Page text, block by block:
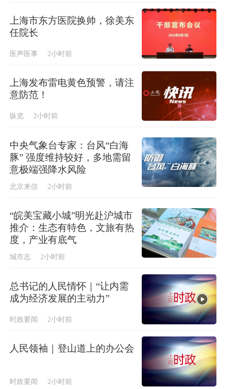
上海市东方医院换帅，徐美东
任院长
医声医事 2小时前
上海发布雷电黄色预警，请注
意防范！
纵览 2小时前
中央气象台专家：台风“白海
豚” 强度维持较好，多地需留
意极端强降水风险
北京来信 2小时前
“皖美宝藏小城”明光赴沪城市
推介：生态有特色，文旅有热
度，产业有底气
城市志 2小时前
总书记的人民情怀｜“让内需
成为经济发展的主动力”
时政要闻 2小时前
人民领袖｜登山道上的办公会
时政要闻 2小时前